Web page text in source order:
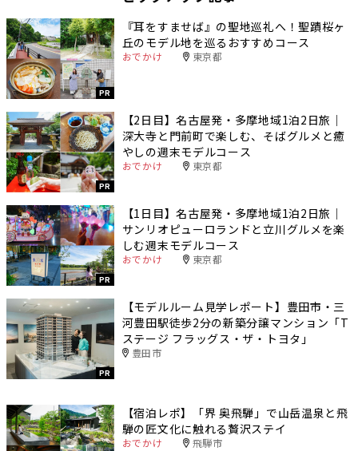
PR
『耳をすませば』の聖地巡礼へ！聖蹟桜ヶ
丘のモデル地を巡るおすすめコース
おでかけ 東京都
PR
【2日目】名古屋発・多摩地域1泊2日旅｜
深大寺と門前町で楽しむ、そばグルメと癒
やしの週末モデルコース
おでかけ 東京都
PR
【1日目】名古屋発・多摩地域1泊2日旅｜
サンリオピューロランドと立川グルメを楽
しむ週末モデルコース
おでかけ 東京都
PR
【モデルルーム見学レポート】豊田市・三
河豊田駅徒歩2分の新築分譲マンション「T
ステージ フラッグス・ザ・トヨタ」
豊田市
【宿泊レポ】「界 奥飛騨」で山岳温泉と飛
騨の匠文化に触れる贅沢ステイ
おでかけ 飛騨市